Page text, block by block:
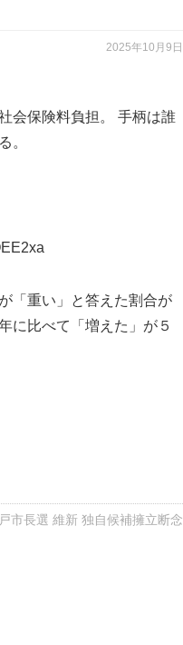
2025年10月9日
会保険料負担。 手柄は誰
。
「重い」と答えた割合が
に比べて「増えた」が５
市長選 維新 独自候補擁立断念